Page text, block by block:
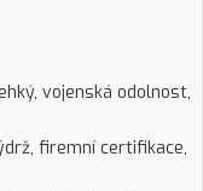
vojenská odolnost,
firemní certifikace,